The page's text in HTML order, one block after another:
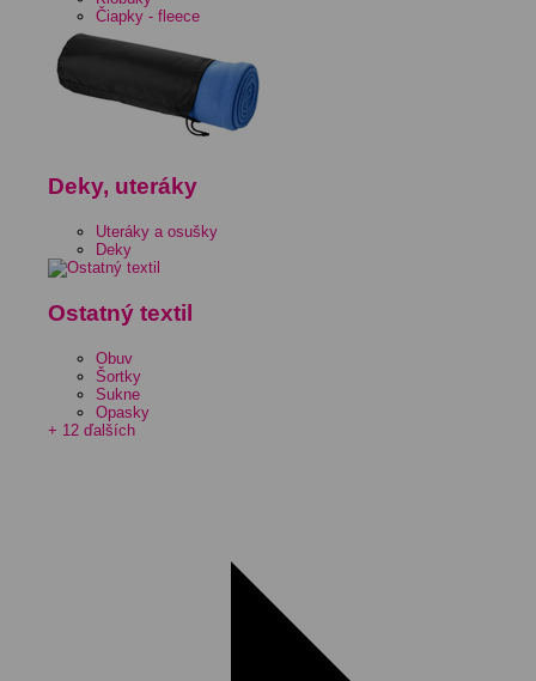
Čiapky - fleece
Deky, uteráky
Uteráky a osušky
Deky
Ostatný textil
Obuv
Šortky
Sukne
Opasky
+ 12 ďalších